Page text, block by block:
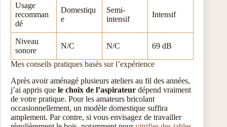
Usage
recomman
dé
Domestiqu
e
Semi-
intensif
Intensif
Niveau
sonore
N/C N/C 69 dB
Mes conseils pratiques basés sur l’expérience
Après avoir aménagé plusieurs ateliers au fil des années,
j’ai appris que le choix de l’aspirateur dépend vraiment
de votre pratique. Pour les amateurs bricolant
occasionnellement, un modèle domestique suffira
amplement. Par contre, si vous envisagez de travailler